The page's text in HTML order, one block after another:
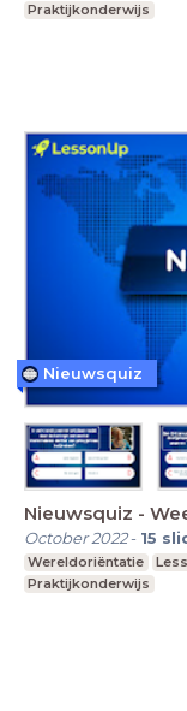
Praktijkonderwijs
Nieuwsquiz -
October 2022- 15
Wereldoriëntatie
Praktijkonderwijs
Nieuwsquiz